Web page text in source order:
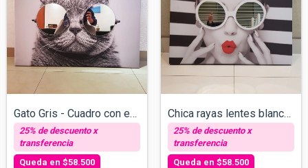
Gato Gris - Cuadro con espejos v/tamaños
$58.500
Chica rayas lentes blancos - Cuadro con...
$58.500